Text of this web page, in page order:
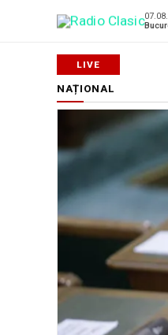
NAȚIONAL